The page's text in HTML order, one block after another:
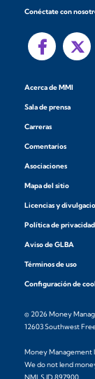
Conéctate con
Acerca de MMI
Sala de prensa
Carreras
Comentarios
Asociaciones
Mapa del sitio
Licencias y
Política de privacidad
Aviso de GLBA
Términos de uso
Configuración de
© 2026 Money
12603 Southwest
Money Management
We do not lend